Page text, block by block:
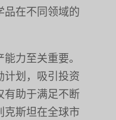
品在不同领域的
力至关重要。
计划，吸引投资
有助于满足不断
克斯坦在全球市